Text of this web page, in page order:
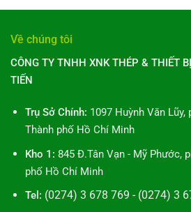
Cần
Toàn
Diện
Dẫn
Toàn
Diện
Bí
&
Cần
Biết
ở
Tôn
Thép
Mạ
Hướng
Dẫn
10
Bước
Toàn
Diện
Về chúng tôi
CÔNG TY TNHH XNK THÉP & THIẾT
TIẾN
Trụ Sở Chính: 1097 Huỳnh Văn
Thành phố Hồ Chí Minh
Kho 1: 845 Đ.Tân Vạn - Mỹ Phước,
phố Hồ Chí Minh
Tel: (0274) 3 678 769 - (0274) 3